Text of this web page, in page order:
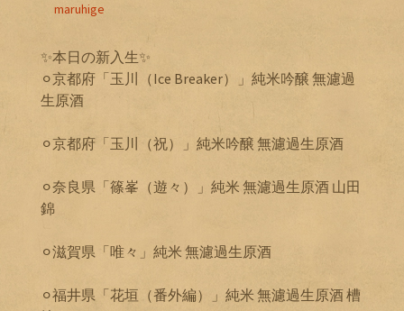
maruhige
✨本日の新入生✨
⚪︎京都府「玉川（Ice Breaker）」純米吟醸 無濾過
生原酒
⚪︎京都府「玉川（祝）」純米吟醸 無濾過生原酒
⚪︎奈良県「篠峯（遊々）」純米 無濾過生原酒 山田
錦
⚪︎滋賀県「唯々」純米 無濾過生原酒
⚪︎福井県「花垣（番外編）」純米 無濾過生原酒 槽